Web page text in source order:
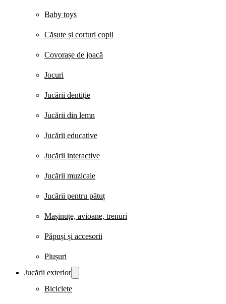
Baby toys
Căsuțe și corturi copii
Covorașe de joacă
Jocuri
Jucării dentiție
Jucării din lemn
Jucării educative
Jucării interactive
Jucării muzicale
Jucării pentru pătuț
Mașinuțe, avioane, trenuri
Păpuși și accesorii
Plușuri
Jucării exterior
Biciclete